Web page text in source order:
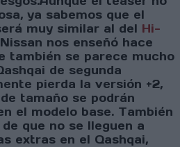
ya sabemos que el
muy similar al del Hi-
nos enseñó hace
también se parece mucho
de segunda
pierda la versión +2,
tamaño se podrán
el modelo base. También
que no se lleguen a
extras en el Qashqai,